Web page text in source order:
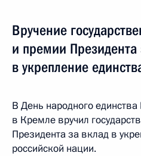
Вручение
и премии Президента
в укрепление
В День народного
в Кремле вручил
Президента за вклад в
российской нации.